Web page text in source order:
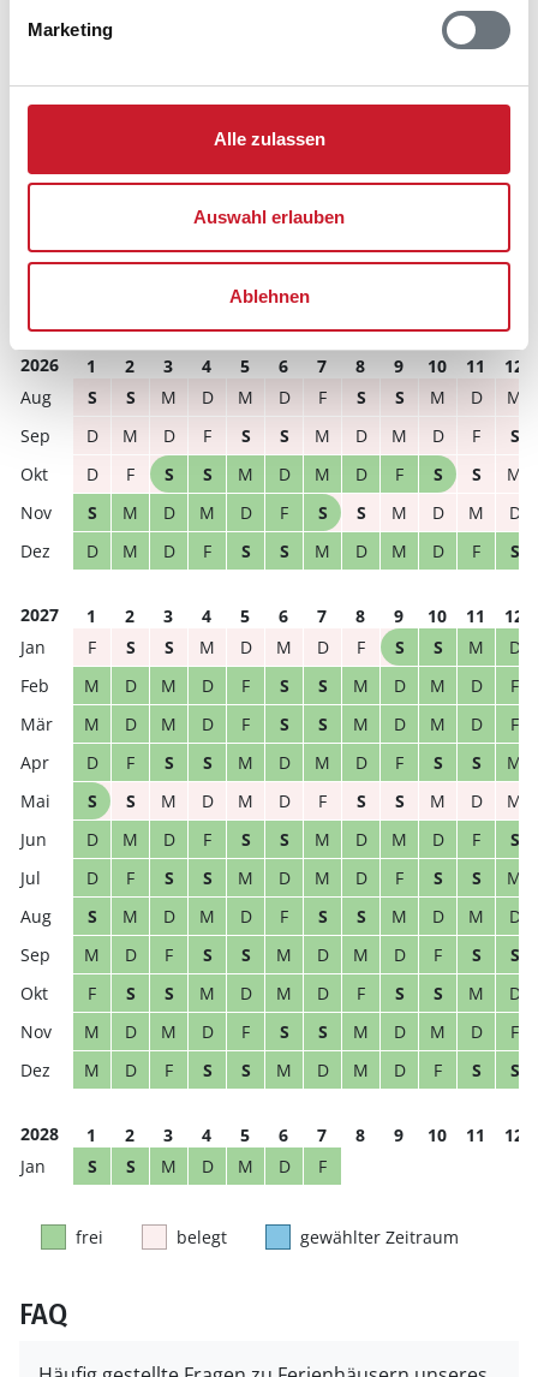
Marketing
Alle zulassen
Auswahl erlauben
Ablehnen
Anreisetag im Belegungskalender anklicken
Sie bekommen Verfügbarkeit und Preis angezeigt
Anzahl Reisende
Bitte beachten Sie, dass sich bei Änderungen des
Hausbeschreibung und/oder der Ausstattung ergeben
können.
gewählter Zeitraum
2026 1 2 3 4 5 6 7 8 9 10 11
12
S
S M D M D F S S M D
M
D
M D F S S M D M D F
S
D
F S S M D M D F S S
M
S
M D M D F S S M D M
D
D
M D F S S M D M D F S
2027 1 2 3 4 5 6 7 8 9 10 11
12
F
S S M D M D F S S M
D
M
D M D F S S M D M D
F
M
D M D F S S M D M D
F
D
F S S M D M D F S S
M
S
S M D M D F S S M D
M
D
M D F S S M D M D F
S
D
F S S M D M D F S S
M
S
M D M D F S S M D M
D
M
D F S S M D M D F S
S
F
S S M D M D F S S M
D
M
D M D F S S M D M D
F
M
D F S S M D M D F S S
2028 1 2 3 4 5 6 7 8 9 10 11
12
S
S M D M D F
frei belegt gewählter Zeitraum
FAQ